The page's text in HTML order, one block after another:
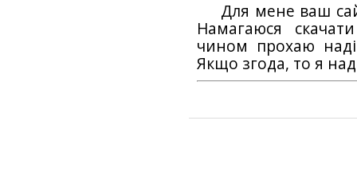
Для мене ваш
Намагаюся
чином прохаю
Якщо згода, то я